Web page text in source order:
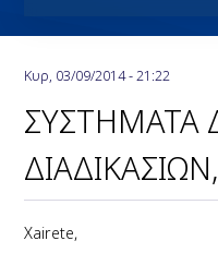
Κυρ, 03/09/2014 - 21:22
ΣΥΣΤΗΜΑΤΑ
Xairete,